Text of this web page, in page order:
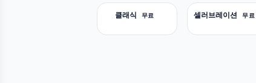
클래식 무료 셀러브레이션 무료